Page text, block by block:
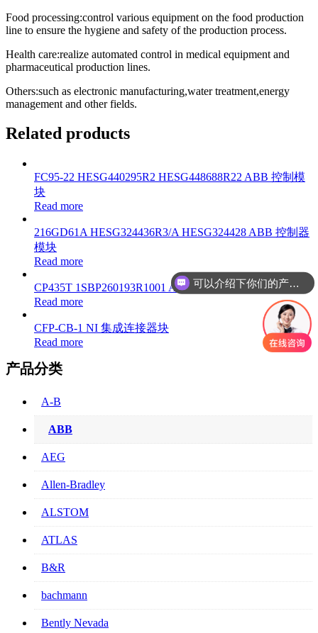
Food processing:control various equipment on the food production
line to ensure the hygiene and safety of the production process.
Health care:realize automated control in medical equipment and
pharmaceutical production lines.
Others:such as electronic manufacturing,water treatment,energy
management and other fields.
Related products
FC95-22 HESG440295R2 HESG448688R22 ABB 控制模
块
Read more
216GD61A HESG324436R3/A HESG324428 ABB 控制器
模块
Read more
CP435T 1SBP260193R1001 ABB 触摸屏控制面板
Read more
CFP-CB-1 NI 集成连接器块
Read more
产品分类
A-B
ABB
AEG
Allen-Bradley
ALSTOM
ATLAS
B&R
bachmann
Bently Nevada
你们是怎么收费的呢